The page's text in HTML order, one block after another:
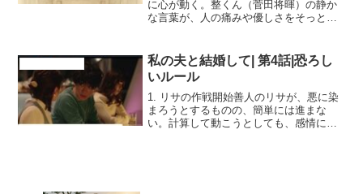
に心が動く。整くん（菅田将暉）の静か
な言葉が、人の痛みや優しさをそっと照
私の夫と結婚して| 第4話|恐ろし
いルール
1. リサの作戦開始善人のリサが、悪に染
まろうとするものの、簡単には進まな
い。計算して動こうとしても、感情に流